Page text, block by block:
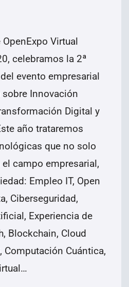
Virtual
celebramos la 2ª
evento empresarial
sobre Innovación
Digital y
año trataremos
que no solo
campo empresarial,
Empleo IT, Open
Ciberseguridad,
Experiencia de
Blockchain, Cloud
Computación Cuántica,